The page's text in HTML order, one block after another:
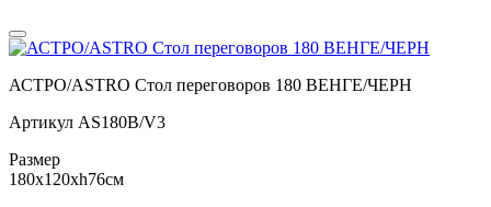
АСТРО/ASTRO Стол переговоров 180 ВЕНГЕ/ЧЕРН
Артикул AS180B/V3
Размер
180x120xh76см